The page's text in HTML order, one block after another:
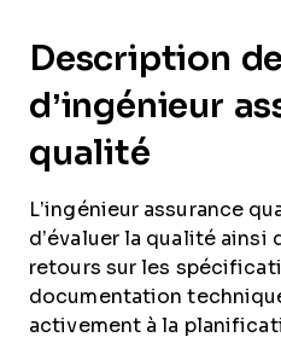
Description
d’ingénieur
qualité
L’ingénieur assurance
d’évaluer la qualité ainsi
retours sur les
documentation
activement à la